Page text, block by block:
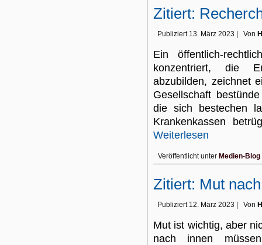
Zitiert:
Publiziert 13. März 2023 Von
Ein öffentlich-
konzentriert, die
abzubilden, zeichnet
Gesellschaft
die sich bestechen
Krankenkassen
Weiterlesen
Veröffentlicht unter Medien-Blog
Zitiert: Mut
Publiziert 12. März 2023 Von
Mut ist wichtig, aber
nach innen